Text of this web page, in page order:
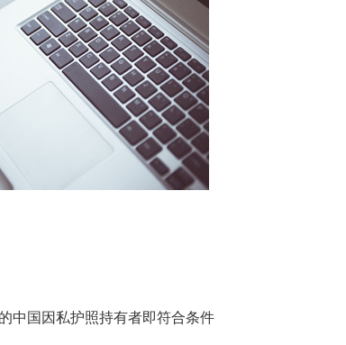
国因私护照持有者即符合条件